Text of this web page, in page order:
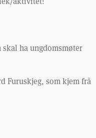
ha ungdomsmøter
Furuskjeg, som kjem frå